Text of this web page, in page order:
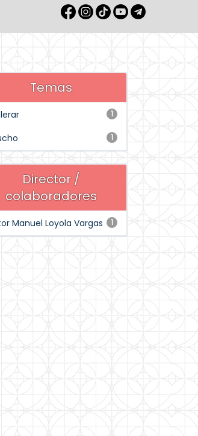
Temas
1
1
Director /
colaboradores
1
Manuel Loyola Vargas